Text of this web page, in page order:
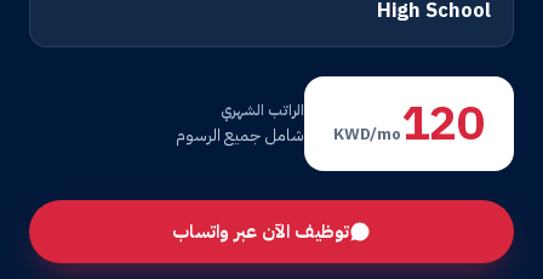
High School
120
KWD/mo
الراتب الشهري
شامل جميع الرسوم
توظيف الآن عبر واتساب